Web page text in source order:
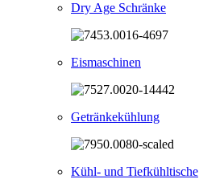
Dry Age Schränke
Eismaschinen
Getränkekühlung
Kühl- und Tiefkühltische